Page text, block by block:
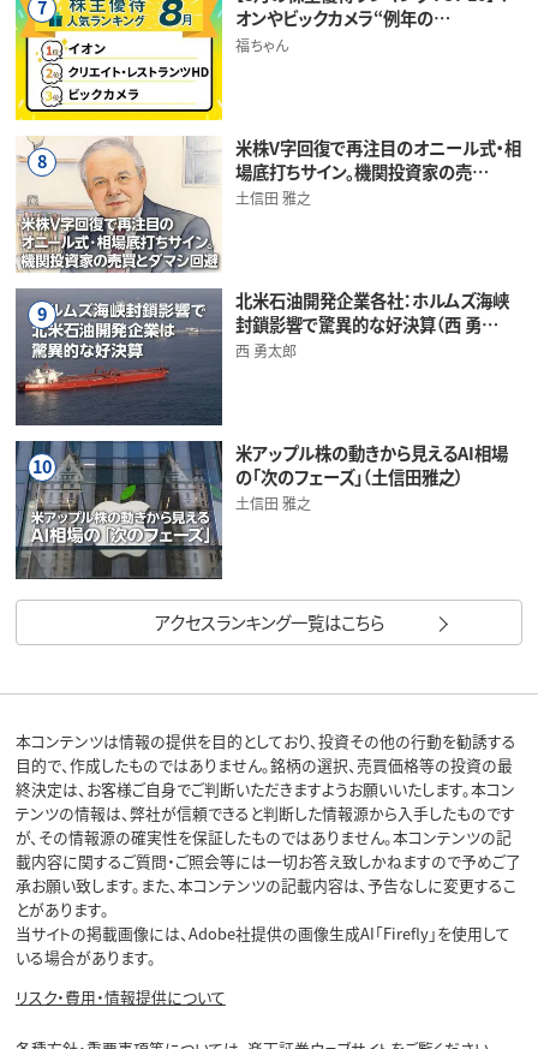
7
オンやビックカメラ“例年の…
福ちゃん
8
米株V字回復で再注目のオニール式・相
場底打ちサイン。機関投資家の売…
土信田 雅之
9
北米石油開発企業各社：ホルムズ海峡
封鎖影響で驚異的な好決算（西 勇…
西 勇太郎
10
米アップル株の動きから見えるAI相場
の「次のフェーズ」（土信田雅之）
土信田 雅之
アクセスランキング一覧はこちら
本コンテンツは情報の提供を目的としており、投資その他の行動を勧誘する
目的で、作成したものではありません。銘柄の選択、売買価格等の投資の最
終決定は、お客様ご自身でご判断いただきますようお願いいたします。本コン
テンツの情報は、弊社が信頼できると判断した情報源から入手したものです
が、その情報源の確実性を保証したものではありません。本コンテンツの記
載内容に関するご質問・ご照会等には一切お答え致しかねますので予めご了
承お願い致します。また、本コンテンツの記載内容は、予告なしに変更するこ
とがあります。
当サイトの掲載画像には、Adobe社提供の画像生成AI「Firefly」を使用して
いる場合があります。
リスク・費用・情報提供について